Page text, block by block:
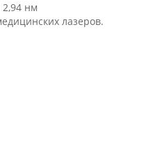
2,94 нм
лазеров.